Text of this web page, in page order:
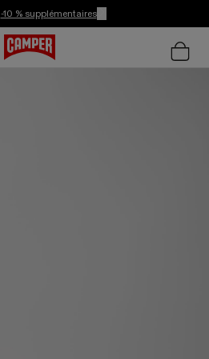
-10 % supplémentaires